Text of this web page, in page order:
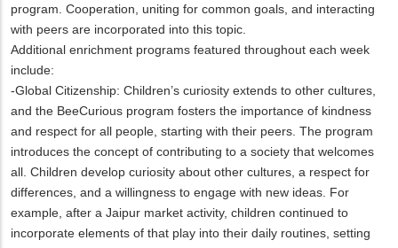
program. Cooperation, uniting for common goals, and interacting
with peers are incorporated into this topic.
Additional enrichment programs featured throughout each week
include:
-Global Citizenship: Children’s curiosity extends to other cultures,
and the BeeCurious program fosters the importance of kindness
and respect for all people, starting with their peers. The program
introduces the concept of contributing to a society that welcomes
all. Children develop curiosity about other cultures, a respect for
differences, and a willingness to engage with new ideas. For
example, after a Jaipur market activity, children continued to
incorporate elements of that play into their daily routines, setting